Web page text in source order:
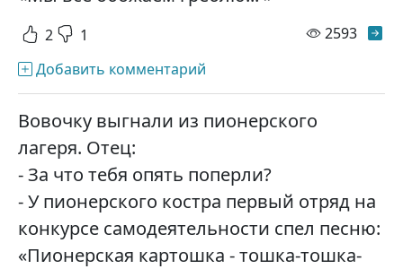
2 1 2593
Добавить комментарий
Вовочку выгнали из пионерского
лагеря. Отец:
- За что тебя опять поперли?
- У пионерского костра первый отряд на
конкурсе самодеятельности спел песню:
«Пионерская картошка - тошка-тошка-